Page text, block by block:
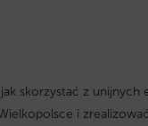
skorzystać z unijnych
i